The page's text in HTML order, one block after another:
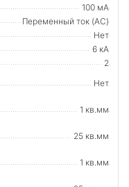
100 мА
Переменный ток (AC)
Нет
6 кА
2
Нет
1 кв.мм
25 кв.мм
1 кв.мм